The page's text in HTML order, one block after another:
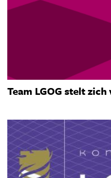
Team LGOG stelt zich